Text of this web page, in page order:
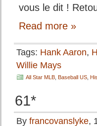
vous le dit !
Read more »
Tags: Hank Aaron,
Willie Mays
All Star MLB Baseball US
61*
By francovanslyke,